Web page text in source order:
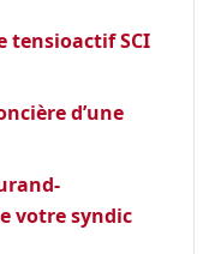
tensioactif SCI
d’une
votre syndic